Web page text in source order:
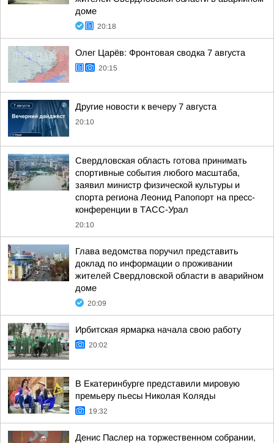
доме
20:18
Олег Царёв: Фронтовая сводка 7 августа
20:15
Другие новости к вечеру 7 августа
20:10
Свердловская область готова принимать
спортивные события любого масштаба,
заявил министр физической культуры и
спорта региона Леонид Рапопорт на пресс-
конференции в ТАСС-Урал
20:10
Глава ведомства поручил представить
доклад по информации о проживании
жителей Свердловской области в аварийном
доме
20:09
Ирбитская ярмарка начала свою работу
20:02
В Екатеринбурге представили мировую
премьеру пьесы Николая Коляды
19:32
Денис Паслер на торжественном собрании,